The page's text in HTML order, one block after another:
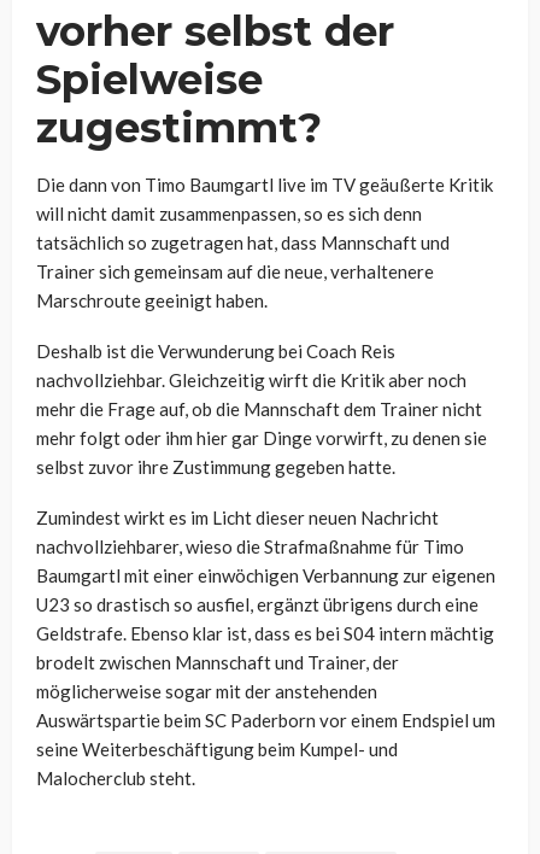
vorher selbst der
Spielweise
zugestimmt?
Die dann von Timo Baumgartl live im TV geäußerte Kritik
will nicht damit zusammenpassen, so es sich denn
tatsächlich so zugetragen hat, dass Mannschaft und
Trainer sich gemeinsam auf die neue, verhaltenere
Marschroute geeinigt haben.
Deshalb ist die Verwunderung bei Coach Reis
nachvollziehbar. Gleichzeitig wirft die Kritik aber noch
mehr die Frage auf, ob die Mannschaft dem Trainer nicht
mehr folgt oder ihm hier gar Dinge vorwirft, zu denen sie
selbst zuvor ihre Zustimmung gegeben hatte.
Zumindest wirkt es im Licht dieser neuen Nachricht
nachvollziehbarer, wieso die Strafmaßnahme für Timo
Baumgartl mit einer einwöchigen Verbannung zur eigenen
U23 so drastisch so ausfiel, ergänzt übrigens durch eine
Geldstrafe. Ebenso klar ist, dass es bei S04 intern mächtig
brodelt zwischen Mannschaft und Trainer, der
möglicherweise sogar mit der anstehenden
Auswärtspartie beim SC Paderborn vor einem Endspiel um
seine Weiterbeschäftigung beim Kumpel- und
Malocherclub steht.